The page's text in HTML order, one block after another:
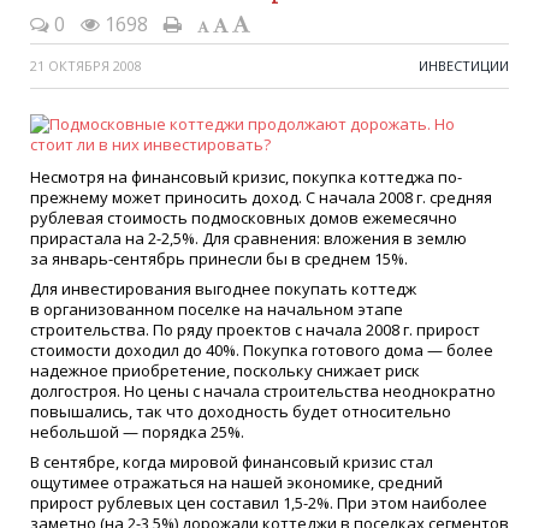
0 1698
21 ОКТЯБРЯ 2008 ИНВЕСТИЦИИ
Несмотря на финансовый кризис, покупка коттеджа по-
прежнему может приносить доход. С начала 2008 г. средняя
рублевая стоимость подмосковных домов ежемесячно
прирастала на 2-2,5%. Для сравнения: вложения в землю
за январь-сентябрь принесли бы в среднем 15%.
Для инвестирования выгоднее покупать коттедж
в организованном поселке на начальном этапе
строительства. По ряду проектов с начала 2008 г. прирост
стоимости доходил до 40%. Покупка готового дома — более
надежное приобретение, поскольку снижает риск
долгостроя. Но цены с начала строительства неоднократно
повышались, так что доходность будет относительно
небольшой — порядка 25%.
В сентябре, когда мировой финансовый кризис стал
ощутимее отражаться на нашей экономике, средний
прирост рублевых цен составил 1,5-2%. При этом наиболее
заметно (на 2-3,5%) дорожали коттеджи в поселках сегментов